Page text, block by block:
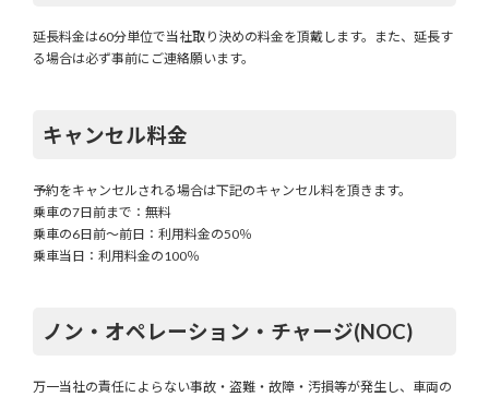
延長料金は60分単位で当社取り決めの料金を頂戴します。また、延長す
る場合は必ず事前にご連絡願います。
キャンセル料金
予約をキャンセルされる場合は下記のキャンセル料を頂きます。
乗車の7日前まで：無料
乗車の6日前～前日：利用料金の50％
乗車当日：利用料金の100％
ノン・オペレーション ・ チャージ(NOC)
万一当社の責任によらない事故・盗難・故障・汚損等が発生し、車両の